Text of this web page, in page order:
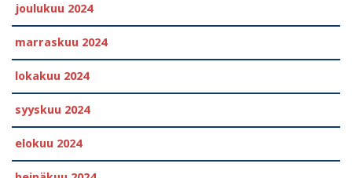
joulukuu 2024
marraskuu 2024
lokakuu 2024
syyskuu 2024
elokuu 2024